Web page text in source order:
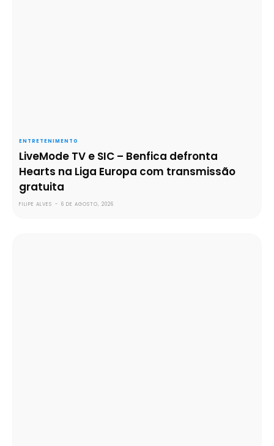
ENTRETENIMENTO
LiveMode TV e SIC – Benfica defronta
Hearts na Liga Europa com transmissão
gratuita
FILIPE ALVES - 6 DE AGOSTO, 2026